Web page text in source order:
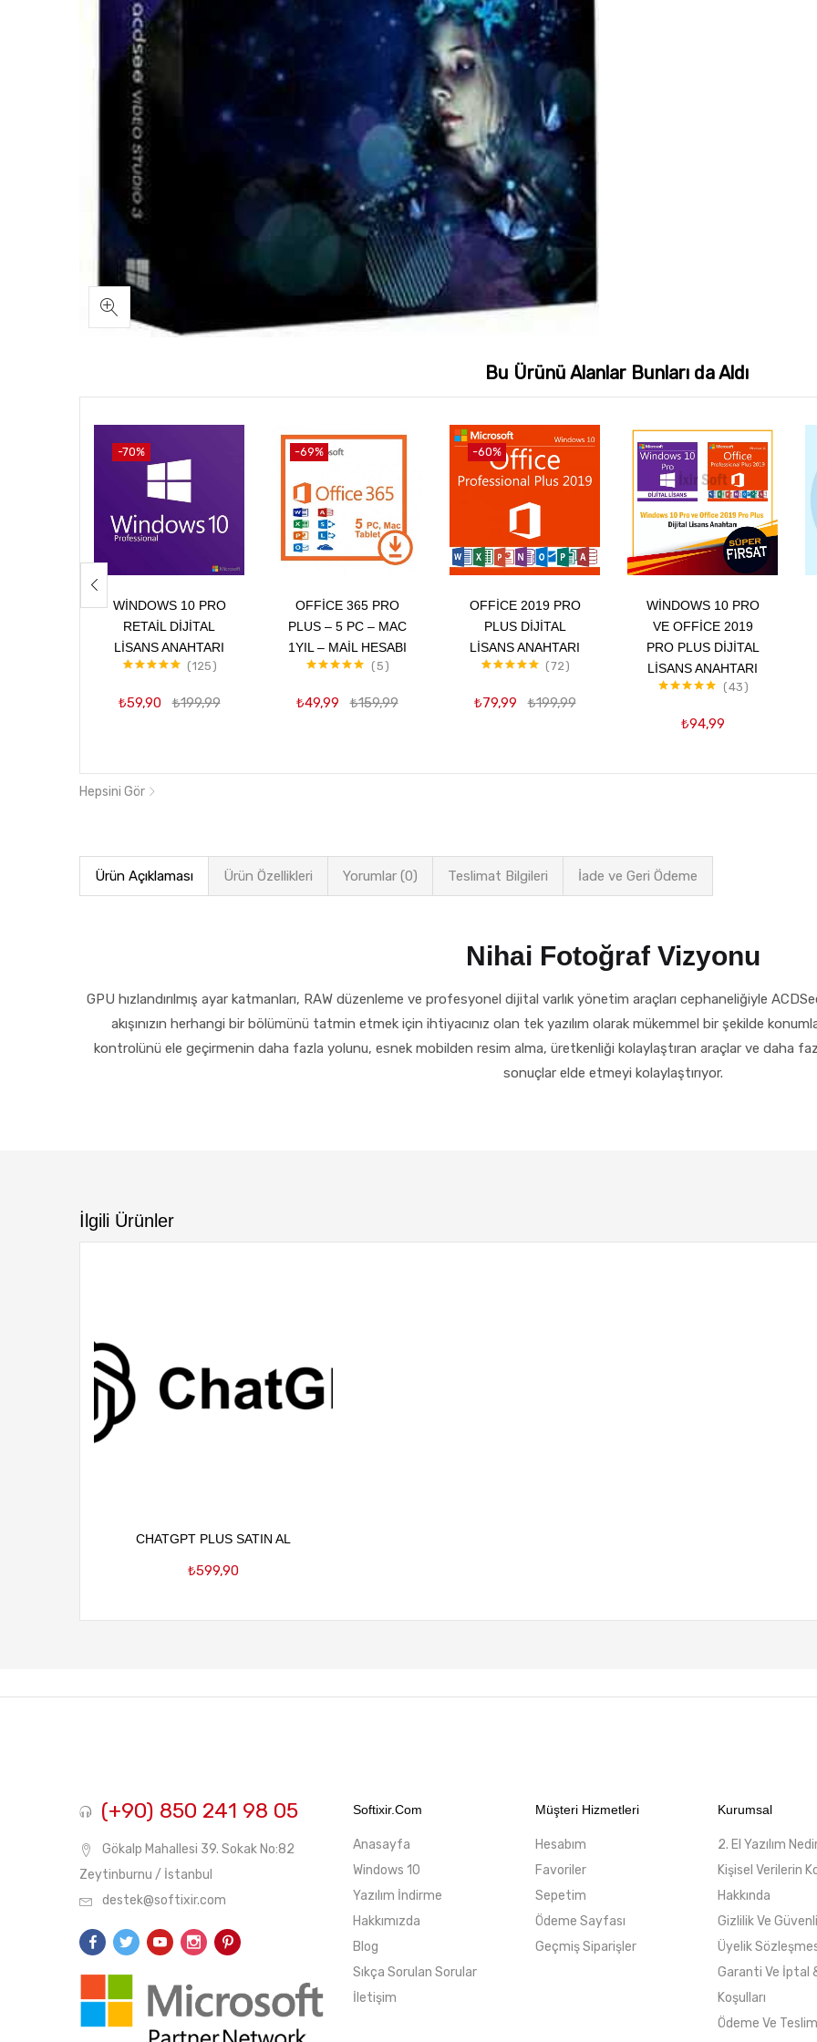
Bu Ürünü Alanlar Bunları da Aldı
WINDOWS 10 PRO
RETAIL DIJITAL
LISANS ANAHTARI
125
₺59,90 ₺199,99
-70%
OFFICE 365 PRO
PLUS – 5 PC – MAC
1YIL – MAIL HESABI
5
₺49,99 ₺159,99
-69%
OFFICE 2019 PRO
PLUS DIJITAL
LISANS ANAHTARI
72
₺79,99 ₺199,99
-60%
WINDOWS 10 PRO
VE OFFICE 2019
PRO PLUS DIJITAL
LISANS ANAHTARI
43
₺94,99
Hepsini Gör
Ürün Açıklaması Ürün Özellikleri Yorumlar (0) Teslimat Bilgileri İade ve Geri Ödeme
Nihai Fotoğraf Vizyonu
GPU hızlandırılmış ayar katmanları, RAW düzenleme ve profesyonel dijital varlık yönetim araçları cephaneliğiyle
akışınızın herhangi bir bölümünü tatmin etmek için ihtiyacınız olan tek yazılım olarak mükemmel bir şekilde
kontrolünü ele geçirmenin daha fazla yolunu, esnek mobilden resim alma, üretkenliği kolaylaştıran araçlar ve daha
sonuçlar elde etmeyi kolaylaştırıyor.
İlgili Ürünler
Ekle
CHATGPT PLUS SATIN AL
₺599,90
(+90) 850 241 98 05
Gökalp Mahallesi 39. Sokak No:82
Zeytinburnu / İstanbul
destek@softixir.com
Softixir.com
Anasayfa
Windows 10
Yazılım İndirme
Hakkımızda
Blog
Sıkça Sorulan Sorular
İletişim
Müşteri Hizmetleri
Hesabım
Favoriler
Sepetim
Ödeme Sayfası
Geçmiş Siparişler
Kurumsal
2. El Yazılım
Kişisel Verilerin
Hakkında
Gizlilik Ve
Üyelik
Garanti Ve İptal
Koşulları
Ödeme Ve